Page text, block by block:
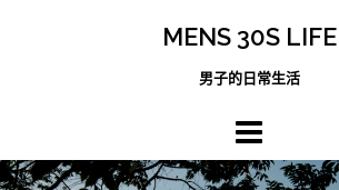
MENS 30S LIFE
男子的日常生活